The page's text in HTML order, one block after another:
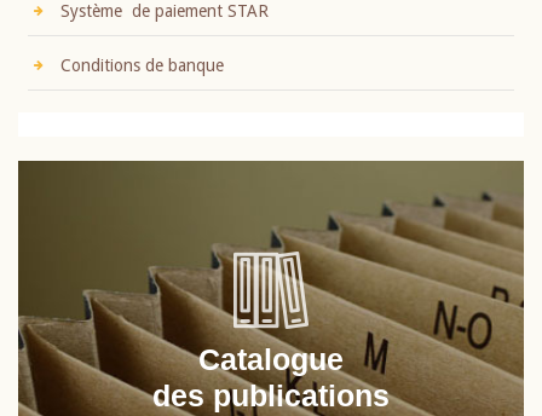
Système de paiement STAR
Conditions de banque
Catalogue
des publications